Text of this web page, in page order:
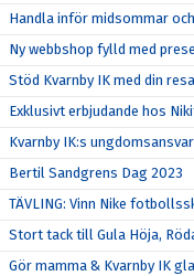
Handla inför midsommar
Ny webbshop fylld med
Stöd Kvarnby IK med din
Exklusivt erbjudande hos
Kvarnby IK:s
Bertil Sandgrens Dag 2023
TÄVLING: Vinn Nike
Stort tack till Gula Höja,
Gör mamma & Kvarnby IK